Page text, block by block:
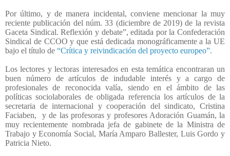
Por último, y de manera incidental, conviene mencionar la muy
reciente publicación del núm. 33 (diciembre de 2019) de la revista
Gaceta Sindical. Reflexión y debate”, editada por la Confederación
Sindical de CCOO y que está dedicada monográficamente a la UE
bajo el título de “Crítica y reivindicación del proyecto europeo”.
Los lectores y lectoras interesados en esta temática encontraran un
buen número de artículos de indudable interés y a cargo de
profesionales de reconocida valía, siendo en el ámbito de las
políticas sociolaborales de obligada referencia los artículos de la
secretaria de internacional y cooperación del sindicato, Cristina
Faciaben,
y de las profesoras y profesores Adoración Guamán, la
muy recientemente nombrada jefa de gabinete de la Ministra de
Trabajo y Economía Social, María Amparo Ballester, Luis Gordo y
Patricia Nieto.